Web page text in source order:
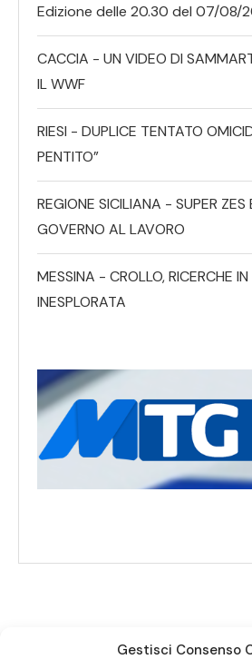
Gestisci Consenso
Edizione delle 20.30 del 07/08/
CACCIA - UN VIDEO DI
IL WWF
RIESI - DUPLICE TENTATO
PENTITO”
REGIONE SICILIANA - SUPER ZES
GOVERNO AL LAVORO
MESSINA - CROLLO, RICERCHE
INESPLORATA